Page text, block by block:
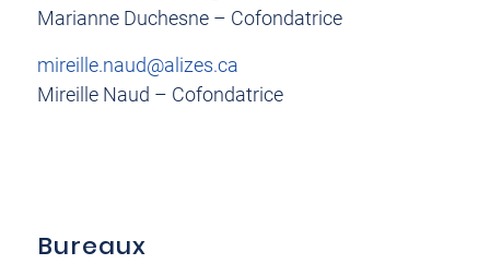
Marianne Duchesne – Cofondatrice
mireille.naud@alizes.ca
Mireille Naud – Cofondatrice
Bureaux